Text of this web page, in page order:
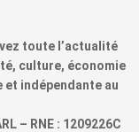
toute l’actualité
culture, économie
et indépendante au
– RNE : 1209226C